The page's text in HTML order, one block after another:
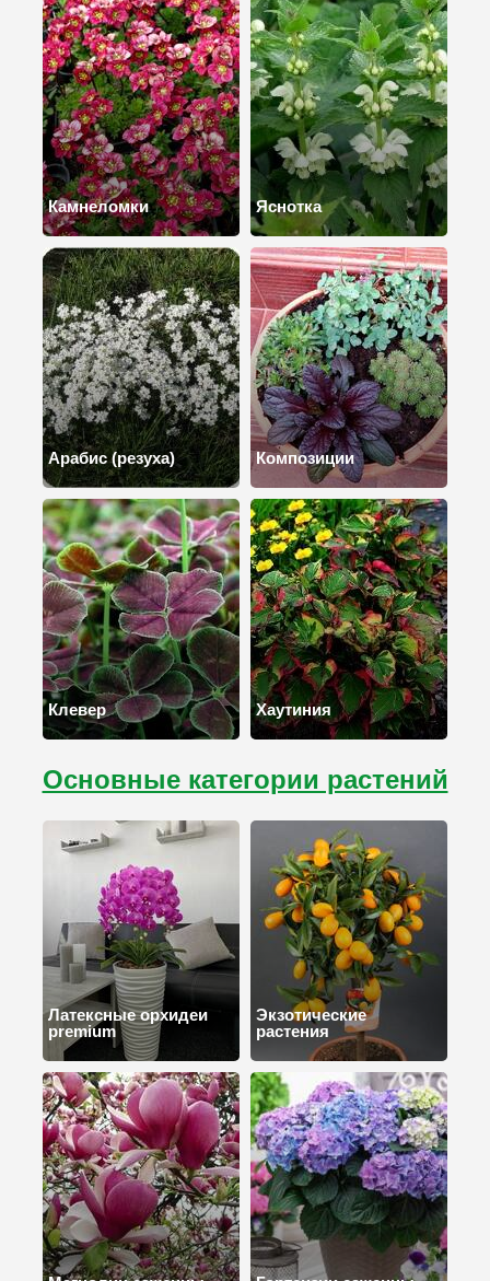
Камнеломки Яснотка
Арабис (резуха) Композиции
Клевер Хаутиния
Основные категории растений
Латексные орхидеи
premium
Экзотические
растения